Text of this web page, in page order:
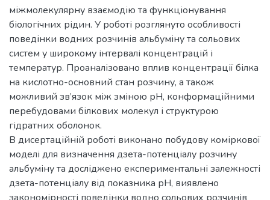
міжмолекулярну взаємодію та функціонування
біологічних рідин. У роботі розглянуто особливості
поведінки водних розчинів альбуміну та сольових
систем у широкому інтервалі концентрацій і
температур. Проаналізовано вплив концентрації білка
на кислотно-основний стан розчину, а також
можливий зв’язок між зміною рН, конформаційними
перебудовами білкових молекул і структурою
гідратних оболонок.
В дисертаційній роботі виконано побудову коміркової
моделі для визначення дзета-потенціалу розчину
альбуміну та досліджено експериментальні залежності
дзета-потенціалу від показника рН, виявлено